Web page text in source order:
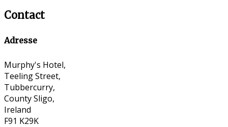
Contact
Adresse
Murphy's Hotel,
Teeling Street,
Tubbercurry,
County Sligo,
Ireland
F91 K29K